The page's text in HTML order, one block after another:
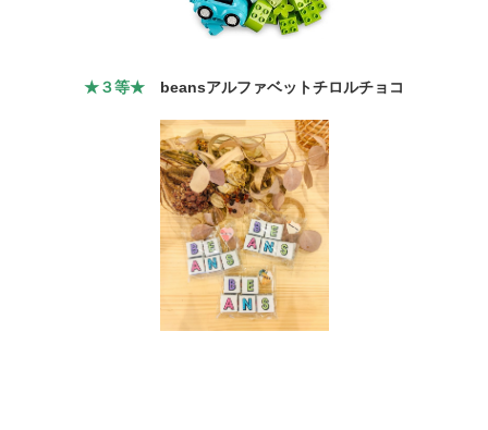
★３等★ beansアルファベットチロルチョコ